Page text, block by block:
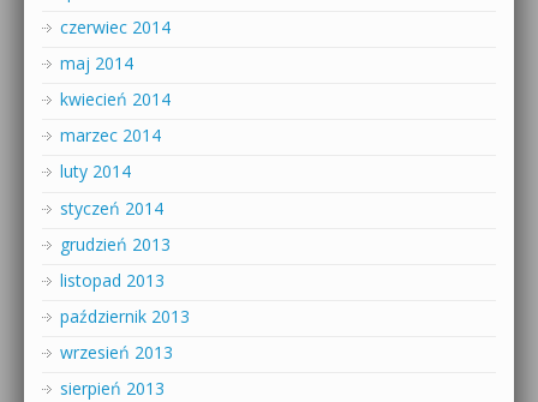
czerwiec 2014
maj 2014
kwiecień 2014
marzec 2014
luty 2014
styczeń 2014
grudzień 2013
listopad 2013
październik 2013
wrzesień 2013
sierpień 2013